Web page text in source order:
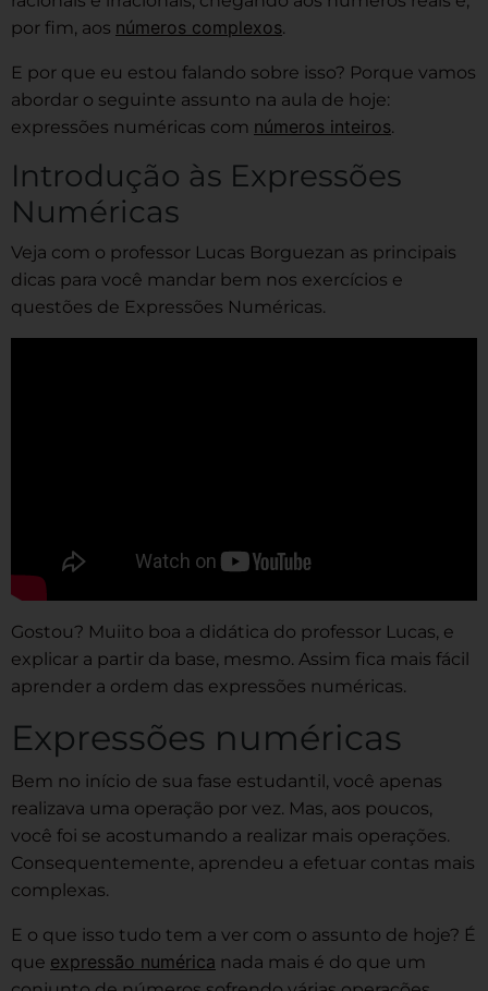
por fim, aos números complexos.
E por que eu estou falando sobre isso? Porque vamos
abordar o seguinte assunto na aula de hoje:
expressões numéricas com números inteiros.
Introdução às Expressões
Numéricas
Veja com o professor Lucas Borguezan as principais
dicas para você mandar bem nos exercícios e
questões de Expressões Numéricas.
Gostou? Muiito boa a didática do professor Lucas, e
explicar a partir da base, mesmo. Assim fica mais fácil
aprender a ordem das expressões numéricas.
Expressões numéricas
Bem no início de sua fase estudantil, você apenas
realizava uma operação por vez. Mas, aos poucos,
você foi se acostumando a realizar mais operações.
Consequentemente, aprendeu a efetuar contas mais
complexas.
E o que isso tudo tem a ver com o assunto de hoje? É
que expressão numérica nada mais é do que um